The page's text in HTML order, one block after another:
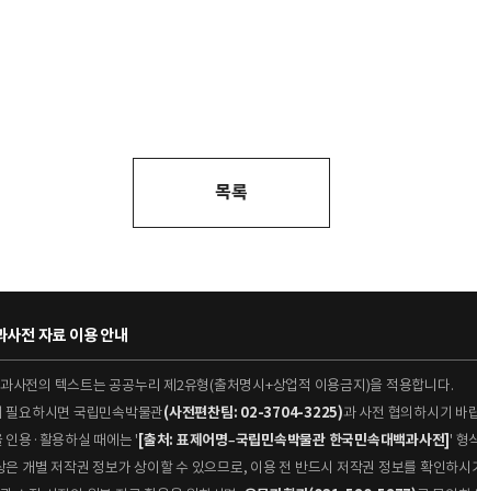
목록
사전 자료 이용 안내
사전의 텍스트는 공공누리 제2유형(출처명시+상업적 이용금지)을 적용합니다.
필요하시면 국립민속박물관(사전편찬팀: 02-3704-3225)과 사전 협의하시기 바
인용·활용하실 때에는 ' [출처: 표제어명–국립민속박물관 한국민속대백과사전] ' 형
은 개별 저작권 정보가 상이할 수 있으므로, 이용 전 반드시 저작권 정보를 확인하시